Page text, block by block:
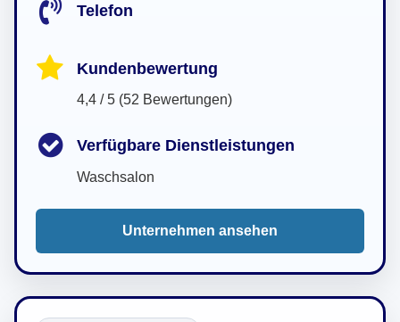
Telefon
Kundenbewertung
4,4 / 5 (52 Bewertungen)
Verfügbare Dienstleistungen
Waschsalon
Unternehmen ansehen